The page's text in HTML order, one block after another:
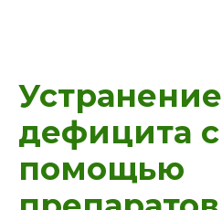
Устранение
дефицита с
помощью